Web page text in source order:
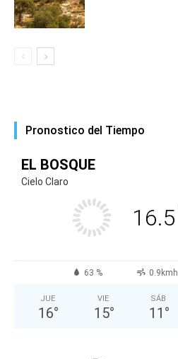
Pronostico del Tiempo
EL BOSQUE
Cielo Claro
16.5
63 % 0.9kmh
JUE
16°
VIE
15°
SÁB
11 °